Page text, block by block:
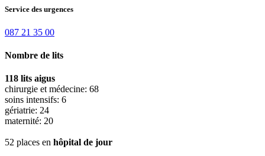
Service des urgences
087 21 35 00
Nombre de lits
118 lits aigus
chirurgie et médecine: 68
soins intensifs: 6
gériatrie: 24
maternité: 20
52 places en hôpital de jour